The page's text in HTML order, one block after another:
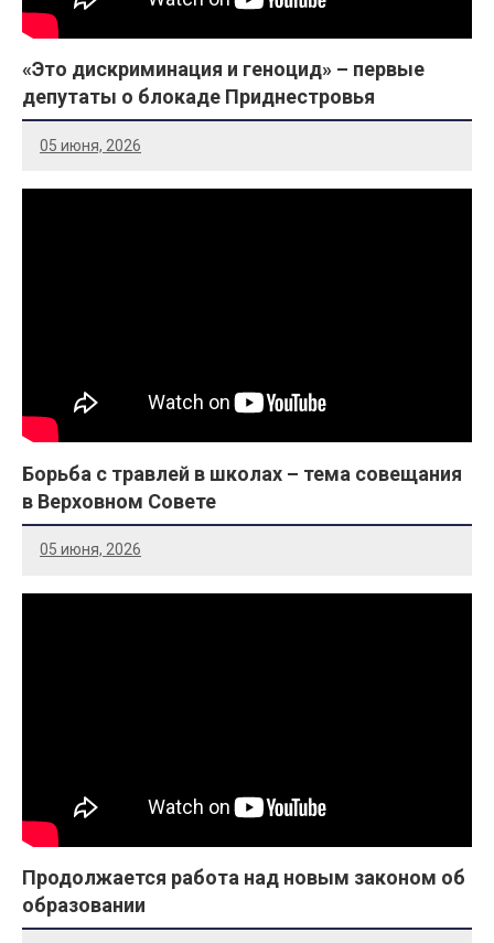
«Это дискриминация и геноцид» – первые
депутаты о блокаде Приднестровья
05 июня, 2026
Борьба с травлей в школах – тема совещания
в Верховном Совете
05 июня, 2026
Продолжается работа над новым законом об
образовании